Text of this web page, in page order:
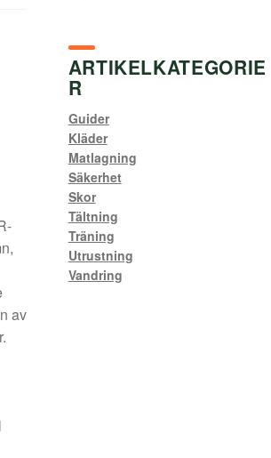
av
ARTIKELKATEGORIE
R
Guider
Kläder
Matlagning
Säkerhet
Skor
Tältning
Träning
Utrustning
Vandring